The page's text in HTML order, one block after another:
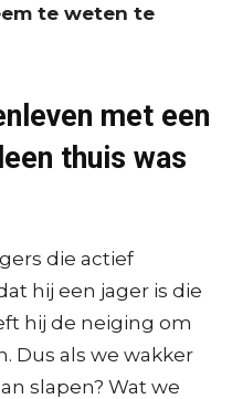
te weten te
met een
thuis was
die actief
hij een jager is die
hij de neiging om
Dus als we wakker
slapen? Wat we